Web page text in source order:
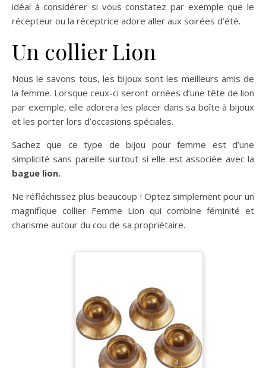
idéal à considérer si vous constatez par exemple que le
récepteur ou la réceptrice adore aller aux soirées d’été.
Un collier Lion
Nous le savons tous, les bijoux sont les meilleurs amis de
la femme. Lorsque ceux-ci seront ornées d’une tête de lion
par exemple, elle adorera les placer dans sa boîte à bijoux
et les porter lors d’occasions spéciales.
Sachez que ce type de bijou pour femme est d’une
simplicité sans pareille surtout si elle est associée avec la
bague lion.
Ne réfléchissez plus beaucoup ! Optez simplement pour un
magnifique collier Femme Lion qui combine féminité et
charisme autour du cou de sa propriétaire.